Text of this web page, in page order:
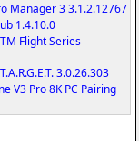
Manager 3 3.1.2.12767
1.4.10.0
Flight Series
3.0.26.303
V3 Pro 8K PC Pairing